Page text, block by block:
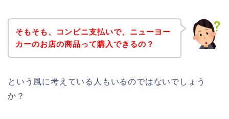
そもそも、コンビニ支払いで、ニューヨー
カーのお店の商品って購入できるの？
という風に考えている人もいるのではないでしょう
か？